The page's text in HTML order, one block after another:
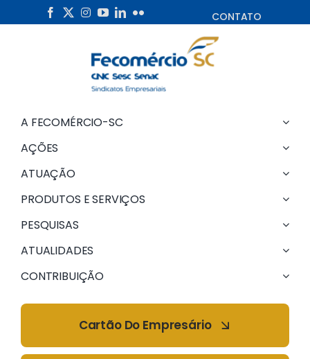
to
CONTATO
A FECOMÉRCIO-SC
AÇÕES
ATUAÇÃO
PRODUTOS E SERVIÇOS
PESQUISAS
ATUALIDADES
CONTRIBUIÇÃO
Cartão Do Empresário